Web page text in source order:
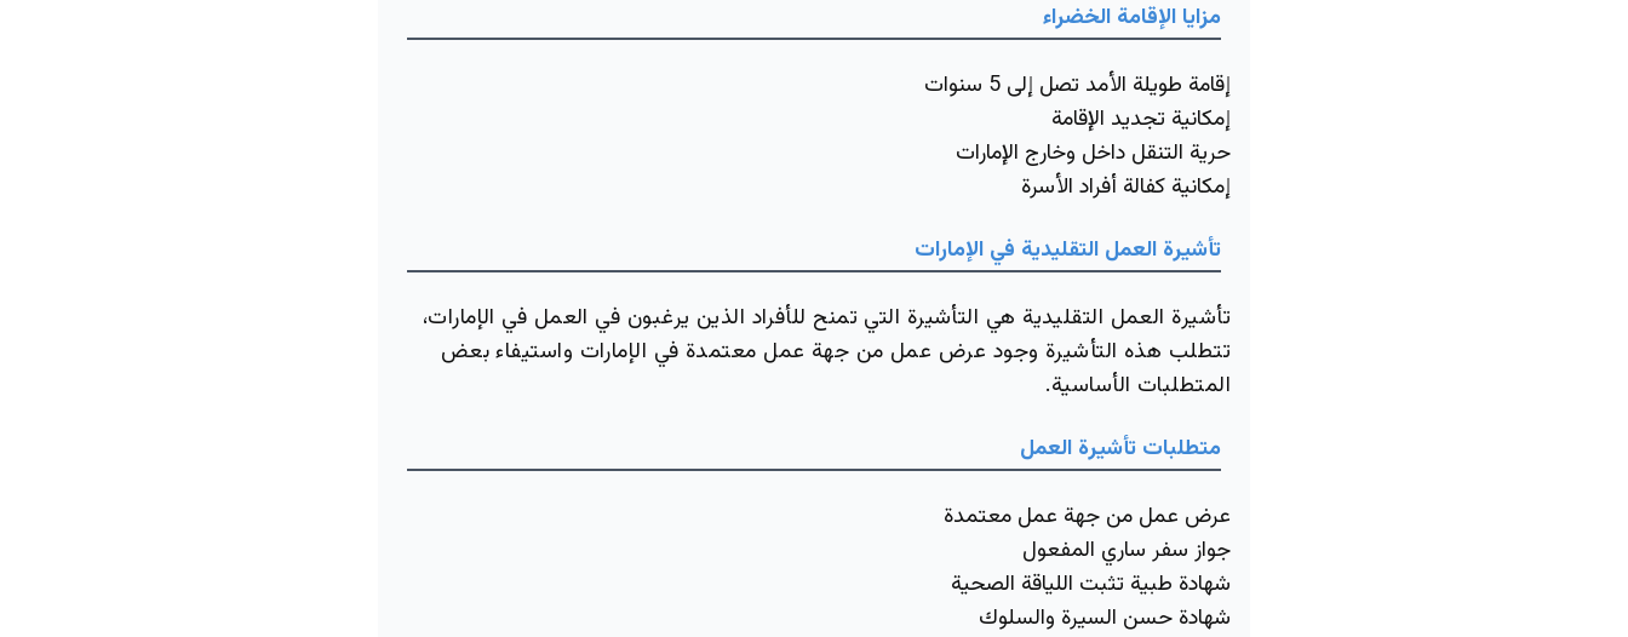
مزايا الإقامة الخضراء
إقامة طويلة الأمد تصل إلى 5 سنوات
إمكانية تجديد الإقامة
حرية التنقل داخل وخارج الإمارات
إمكانية كفالة أفراد الأسرة
تأشيرة العمل التقليدية في الإمارات
تأشيرة العمل التقليدية هي التأشيرة التي تمنح للأفراد الذين يرغبون في العمل في الإمارات،
تتطلب هذه التأشيرة وجود عرض عمل من جهة عمل معتمدة في الإمارات واستيفاء بعض
المتطلبات الأساسية.
متطلبات تأشيرة العمل
عرض عمل من جهة عمل معتمدة
جواز سفر ساري المفعول
شهادة طبية تثبت اللياقة الصحية
شهادة حسن السيرة والسلوك